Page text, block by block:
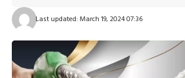
Last updated: March 19, 2024 07:36